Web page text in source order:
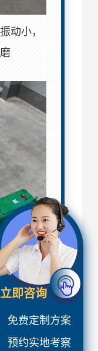
动小，
立即咨询
免费定制方案
预约实地考察